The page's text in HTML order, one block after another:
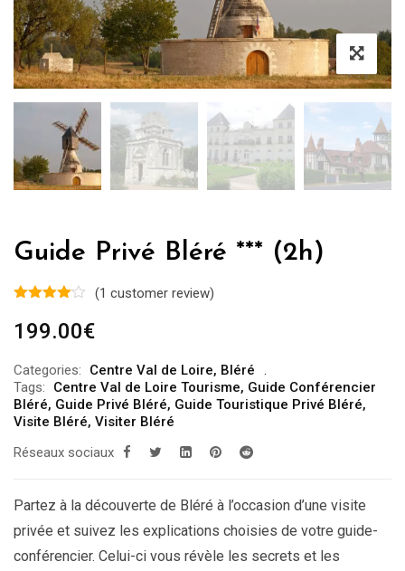
Guide Privé Bléré *** (2h)
(1 customer review)
199.00€
Categories: Centre Val de Loire, Bléré
Tags:
Centre Val de Loire Tourisme, Guide Conférencier
Bléré, Guide Privé Bléré, Guide Touristique Privé Bléré,
Visite Bléré, Visiter Bléré
Réseaux sociaux
Partez à la découverte de Bléré à l’occasion d’une visite
privée et suivez les explications choisies de votre guide-
conférencier. Celui-ci vous révèle les secrets et les